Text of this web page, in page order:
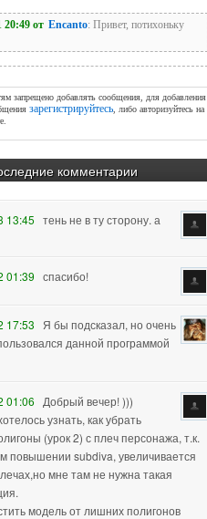
запрещено добавлять сообщения, для добавления
зарегистрируйтесь , либо авторизуйтесь на
комментарии
01:39 спасибо!
17:53
Я бы подсказал, но очень
данной программой
01:06
Добрый вечер! )))
узнать, как убрать
(урок 2) с плеч персонажа, т.к.
повышении subdiva, увеличивается
мне там не нужна такая
модель от лишних полигонов